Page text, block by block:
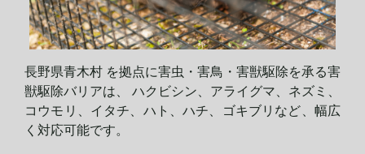
長野県青木村 を拠点に害虫・害鳥・害獣駆除を承る害
獣駆除バリアは、 ハクビシン、アライグマ、ネズミ、
コウモリ、イタチ、ハト、ハチ、ゴキブリなど、幅広
く対応可能です。